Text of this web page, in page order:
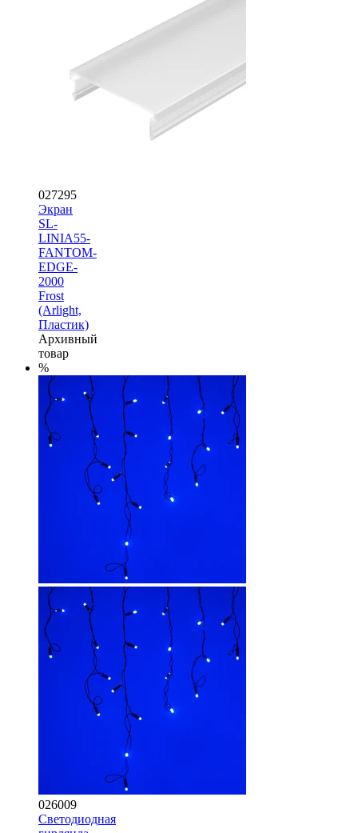
027295
Экран
SL-
LINIA55-
FANTOM-
EDGE-
2000
Frost
(Arlight,
Пластик)
Архивный
товар
%
026009
Светодиодная